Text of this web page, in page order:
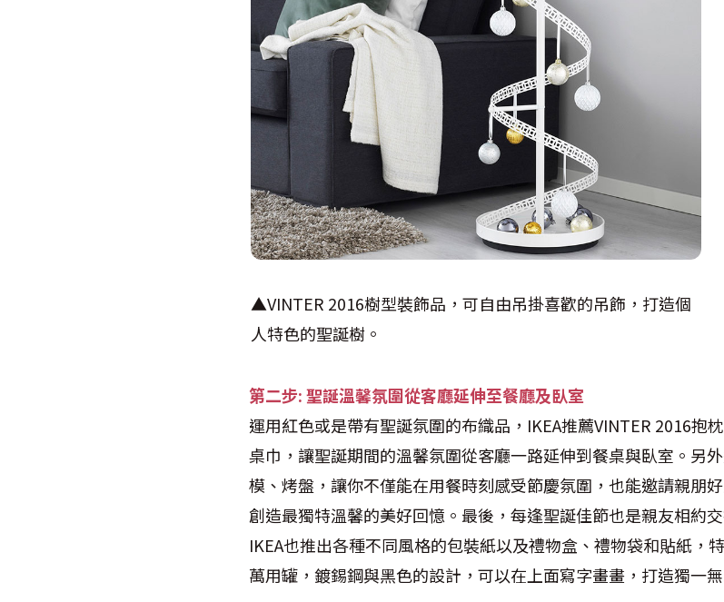
▲VINTER 2016樹型裝飾品，可自由吊掛喜歡的吊飾，打造個
人特色的聖誕樹。
第二步:聖誕溫馨氛圍從客廳延伸至餐廳及臥室
運用紅色或是帶有聖誕氛圍的布織品，IKEA推薦VINTER 2016抱
桌巾，讓聖誕期間的溫馨氛圍從客廳一路延伸到餐桌與臥室。另
模、烤盤，讓你不僅能在用餐時刻感受節慶氛圍，也能邀請親朋
創造最獨特溫馨的美好回憶。最後，每逢聖誕佳節也是親友相約
IKEA也推出各種不同風格的包裝紙以及禮物盒、禮物袋和貼紙，
萬用罐，鍍錫鋼與黑色的設計，可以在上面寫字畫畫，打造獨一